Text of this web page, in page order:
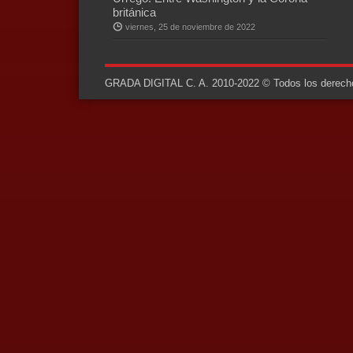
británica
viernes, 25 de noviembre de 2022
GRADA DIGITAL C. A. 2010-2022 © Todos los